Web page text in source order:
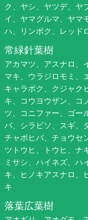
ク、ヤシ、ヤツデ、ヤ
イ、ヤマグルマ、ヤマ
ハ、リンボク、レッド
常緑針葉樹
アカマツ、アスナロ、
マキ、ウラジロモミ、
キャラボク、クジャク
キ、コウヨウザン、コ
ツ、コニファー、ゴー
バ、シラビソ、スギ、
チャボヒバ、チョウセ
ツトウヒ、トウヒ、ナ
ミサシ、ハイネズ、ハ
キ、ヒノキアスナロ、
キ
落葉広葉樹